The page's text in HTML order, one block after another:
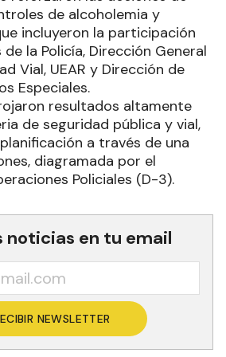
de alcoholemia y
incluyeron la participación
la Policía, Dirección General
Vial, UEAR y Dirección de
Especiales.
resultados altamente
de seguridad pública y vial,
a través de una
diagramada por el
Policiales (D-3).
noticias en tu email
NEWSLETTER